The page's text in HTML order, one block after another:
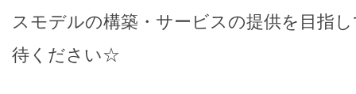
スモデルの構築・サービスの提供を目指
待ください☆